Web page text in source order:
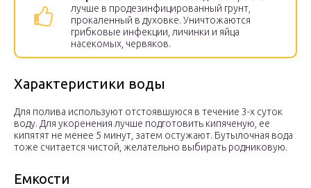
лучше в продезинфицированный грунт,
прокаленный в духовке. Уничтожаются
грибковые инфекции, личинки и яйца
насекомых, червяков.
Характеристики воды
Для полива используют отстоявшуюся в течение 3-х суток
воду. Для укоренения лучше подготовить кипяченую, ее
кипятят не менее 5 минут, затем остужают. Бутылочная вода
тоже считается чистой, желательно выбирать родниковую.
Емкости